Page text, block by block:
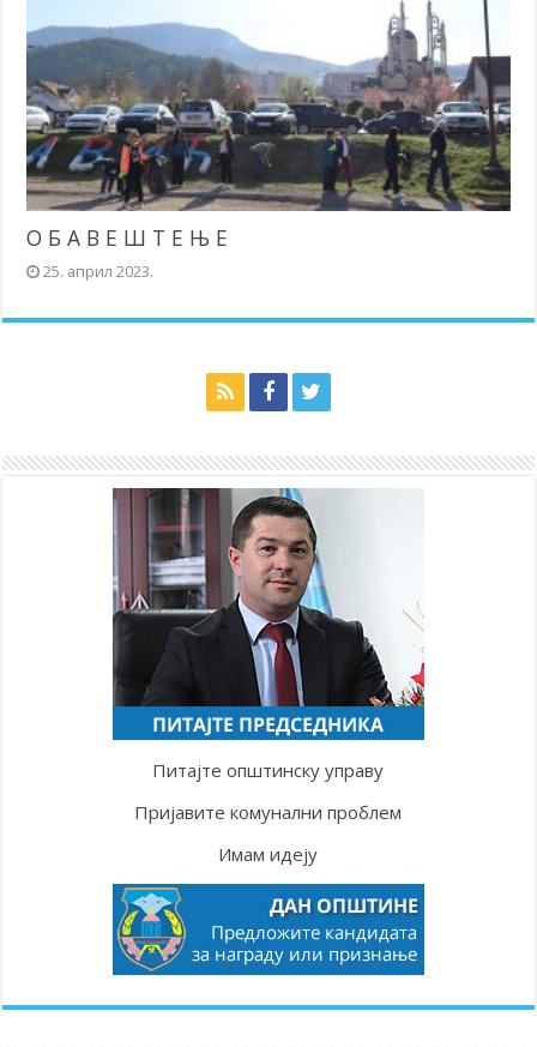
О Б А В Е Ш Т Е Њ Е
25. април 2023.
Питајте општинску управу
Пријавите комунални проблем
Имам идеју